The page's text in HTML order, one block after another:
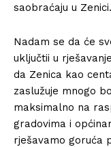
saobraćaju u Zenici.
Nadam se da će
uključtii u
da Zenica kao
zaslužuje mnogo
maksimalno na
gradovima i
rješavamo goruća